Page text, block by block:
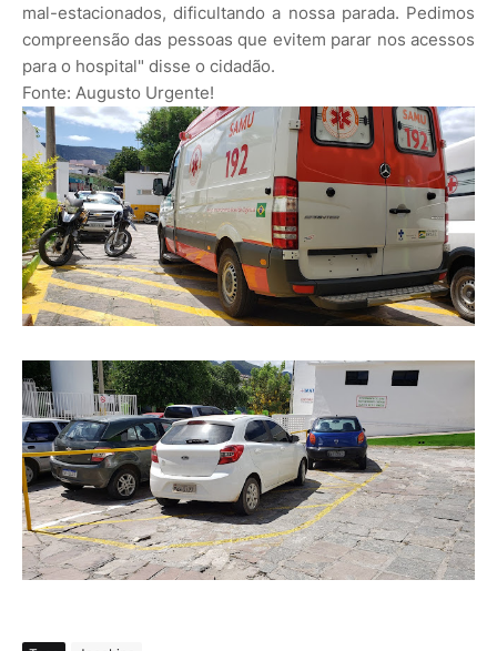
mal-estacionados, dificultando a nossa parada. Pedimos
compreensão das pessoas que evitem parar nos acessos
para o hospital" disse o cidadão.
Fonte: Augusto Urgente!